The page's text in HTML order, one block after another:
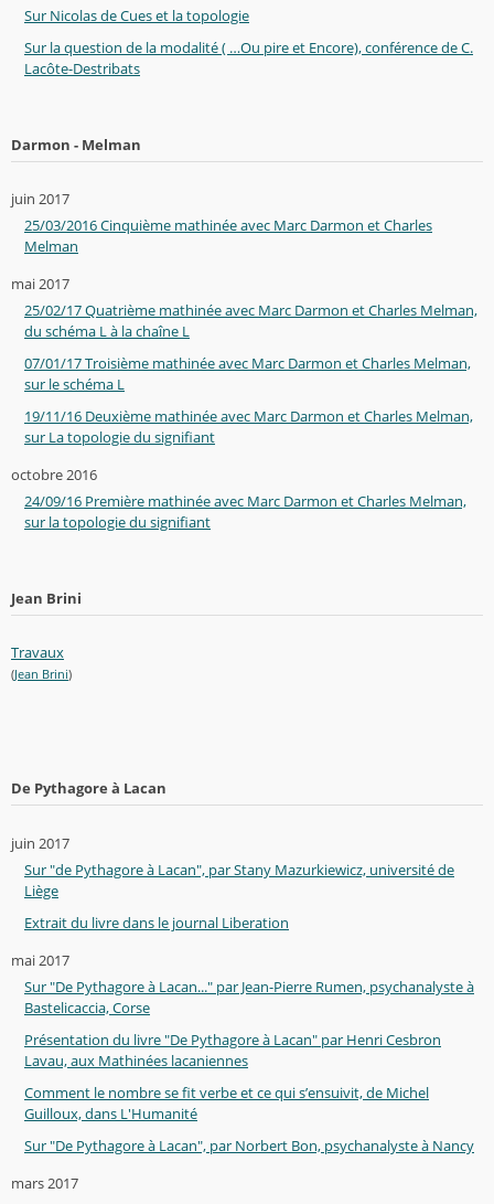
Sur Nicolas de Cues et la topologie
Sur la question de la modalité ( …Ou pire et Encore), conférence de C.
Lacôte-Destribats
Darmon - Melman
juin 2017
25/03/2016 Cinquième mathinée avec Marc Darmon et Charles
Melman
mai 2017
25/02/17 Quatrième mathinée avec Marc Darmon et Charles Melman,
du schéma L à la chaîne L
07/01/17 Troisième mathinée avec Marc Darmon et Charles Melman,
sur le schéma L
19/11/16 Deuxième mathinée avec Marc Darmon et Charles Melman,
sur La topologie du signifiant
octobre 2016
24/09/16 Première mathinée avec Marc Darmon et Charles Melman,
sur la topologie du signifiant
Jean Brini
Travaux
(Jean Brini)
De Pythagore à Lacan
juin 2017
Sur "de Pythagore à Lacan", par Stany Mazurkiewicz, université de
Liège
Extrait du livre dans le journal Liberation
mai 2017
Sur "De Pythagore à Lacan..." par Jean-Pierre Rumen, psychanalyste à
Bastelicaccia, Corse
Présentation du livre "De Pythagore à Lacan" par Henri Cesbron
Lavau, aux Mathinées lacaniennes
Comment le nombre se fit verbe et ce qui s’ensuivit, de Michel
Guilloux, dans L'Humanité
Sur "De Pythagore à Lacan", par Norbert Bon, psychanalyste à Nancy
mars 2017